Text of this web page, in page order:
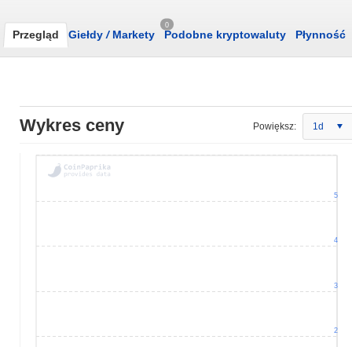
Przegląd Giełdy /Markety
0
Podobne kryptowaluty Płynność
Wykres ceny Powiększ: 1d
2
3
4
5